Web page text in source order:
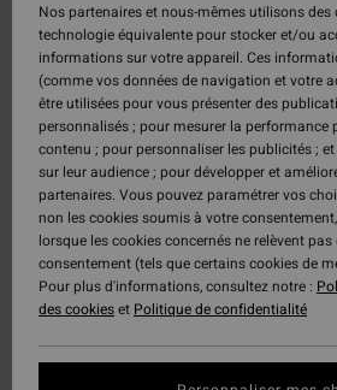
Nos partenaires et nous-mêmes utilisons des
technologie équivalente pour stocker et/ou
informations sur votre appareil. Ces
(comme vos données de navigation et votre
être utilisées pour vous présenter des
personnalisés ; pour mesurer la performance
contenu ; pour personnaliser les publicités ;
sur leur audience ; pour développer et
partenaires. Vous pouvez paramétrer vos
non les cookies soumis à votre
lorsque les cookies concernés ne relèvent pas
consentement (tels que certains cookies de
Pour plus d'informations, consultez notre :
des cookieset Politique de confidentialité